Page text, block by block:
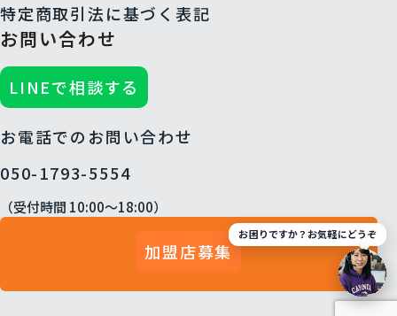
特定商取引法に基づく表記
お問い合わせ
LINEで相談する
お電話でのお問い合わせ
050-1793-5554
（受付時間 10:00〜18:00）
加盟店募集
お困りですか？お気軽にどうぞ